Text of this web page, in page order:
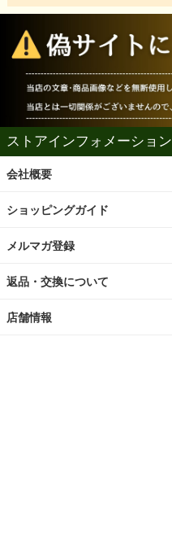
ストアインフォメーション
会社概要
ショッピングガイド
メルマガ登録
返品・交換について
店舗情報